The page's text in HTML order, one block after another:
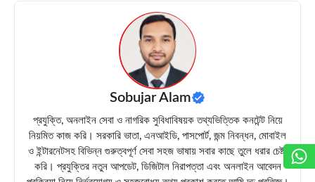
Sobujar Alam
প্রযুক্তি, অনলাইন সেবা ও নাগরিক সুবিধাবিষয়ক তথ্যভিত্তিক কনটেন্ট নিয়ে
নিয়মিত কাজ করি। সরকারি ভাতা, এনআইডি, পাসপোর্ট, জন্ম নিবন্ধন, মোবাইল
ও ইন্টারনেটসহ বিভিন্ন গুরুত্বপূর্ণ সেবা সহজ ভাষায় সবার কাছে তুলে ধরার চেষ্টা
করি। প্রযুক্তির নতুন আপডেট, ডিজিটাল নিরাপত্তা এবং অনলাইন আবেদন